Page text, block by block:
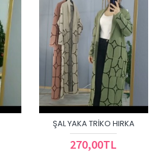
ŞAL YAKA TRIKO HIRKA
270,00TL